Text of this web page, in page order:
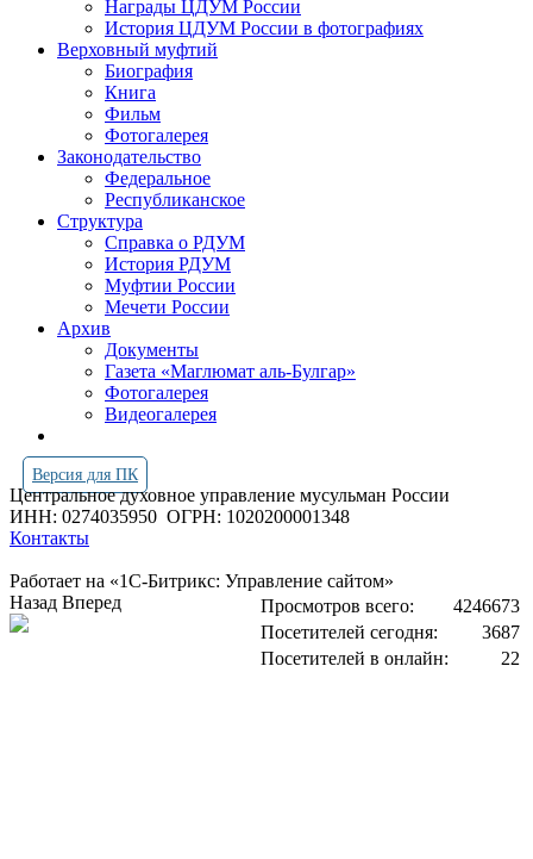
Награды ЦДУМ России
История ЦДУМ России в фотографиях
Верховный муфтий
Биография
Книга
Фильм
Фотогалерея
Законодательство
Федеральное
Республиканское
Структура
Справка о РДУМ
История РДУМ
Муфтии России
Мечети России
Архив
Документы
Газета «Маглюмат аль-Булгар»
Фотогалерея
Видеогалерея
Версия для ПК
Центральное духовное управление мусульман России
ИНН: 0274035950 ОГРН: 1020200001348
Контакты
Работает на «1С-Битрикс: Управление сайтом»
Просмотров всего:
4246673
Посетителей сегодня:
3687
Посетителей в онлайн:
22
Назад Вперед